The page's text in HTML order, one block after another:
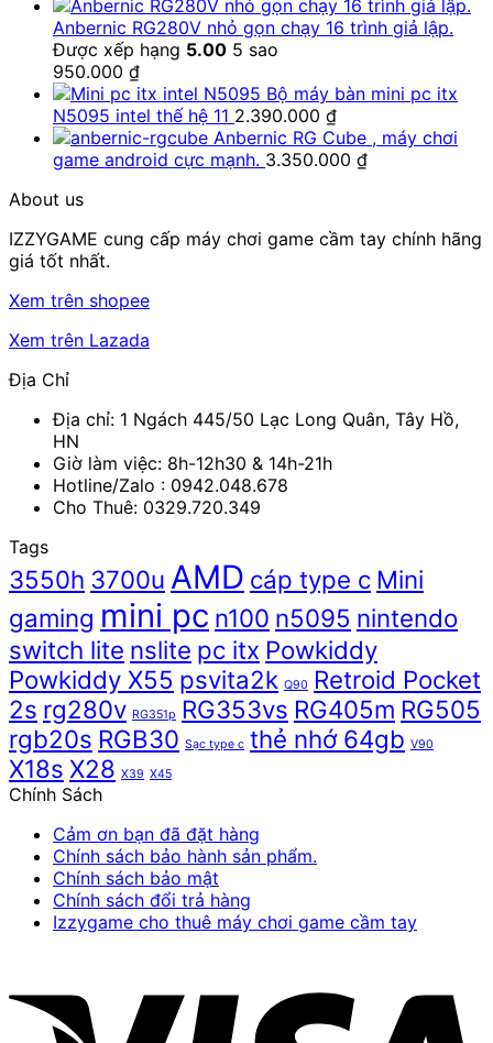
2.750.000 ₫.
Anbernic RG280V nhỏ gọn chạy 16 trình giả lập.
Được xếp hạng 5.00 5 sao
950.000 ₫
Bộ máy bàn mini pc itx
N5095 intel thế hệ 11 2.390.000 ₫
Anbernic RG Cube , máy chơi
game android cực mạnh. 3.350.000 ₫
About us
IZZYGAME cung cấp máy chơi game cầm tay chính hãng
giá tốt nhất.
Xem trên shopee
Xem trên Lazada
Địa Chỉ
Địa chỉ: 1 Ngách 445/50 Lạc Long Quân, Tây Hồ,
HN
Giờ làm việc: 8h-12h30 & 14h-21h
Hotline/Zalo : 0942.048.678
Cho Thuê: 0329.720.349
Tags
3550h 3700u AMD cáp type c Mini
gaming mini pc n100 n5095 nintendo
switch lite nslite pc itx Powkiddy
Powkiddy X55 psvita2k Q90
Retroid Pocket
2s rg280v RG351p RG353vs RG405m RG505
rgb20s RGB30 Sạc type c thẻ nhớ 64gb V90
X18s X28 X39 X45
Chính Sách
Cảm ơn bạn đã đặt hàng
Chính sách bảo hành sản phẩm.
Chính sách bảo mật
Chính sách đổi trả hàng
Izzygame cho thuê máy chơi game cầm tay